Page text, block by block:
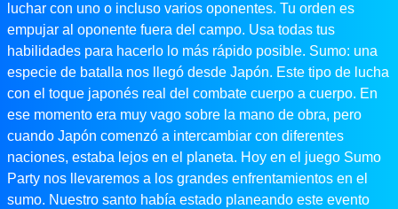
luchar con uno o incluso varios oponentes. Tu orden es
empujar al oponente fuera del campo. Usa todas tus
habilidades para hacerlo lo más rápido posible. Sumo: una
especie de batalla nos llegó desde Japón. Este tipo de lucha
con el toque japonés real del combate cuerpo a cuerpo. En
ese momento era muy vago sobre la mano de obra, pero
cuando Japón comenzó a intercambiar con diferentes
naciones, estaba lejos en el planeta. Hoy en el juego Sumo
Party nos llevaremos a los grandes enfrentamientos en el
sumo. Nuestro santo había estado planeando este evento